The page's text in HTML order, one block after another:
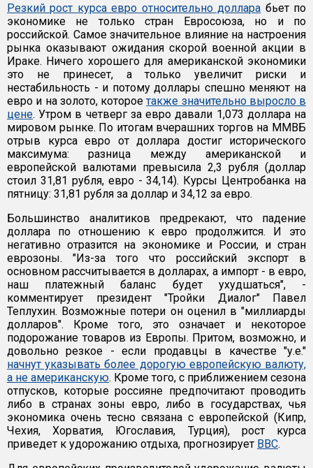
Резкий рост курса евро относительно доллара бьет по
экономике не только стран Евросоюза, но и по
российской. Самое значительное влияние на настроения
рынка оказывают ожидания скорой военной акции в
Ираке. Ничего хорошего для американской экономики
это не принесет, а только увеличит риски и
нестабильность - и потому доллары спешно меняют на
евро и на золото, котороетакже значительно выросло в
цене. Утром в четверг за евро давали 1,073 доллара на
мировом рынке. По итогам вчерашних торгов на ММВБ
отрыв курса евро от доллара достиг исторического
максимума: разница между американской и
европейской валютами превысила 2,3 рубля (доллар
стоил 31,81 рубля, евро - 34,14). Курсы Центробанка на
пятницу: 31,81 рубля за доллар и 34,12 за евро.
Большинство аналитиков предрекают, что падение
доллара по отношению к евро продолжится. И это
негативно отразится на экономике и России, и стран
еврозоны. "Из-за того что российский экспорт в
основном рассчитывается в долларах, а импорт - в евро,
наш платежный баланс будет ухудшаться", -
комментирует президент "Тройки Диалог" Павел
Теплухин. Возможные потери он оценил в "миллиарды
долларов". Кроме того, это означает и некоторое
подорожание товаров из Европы. Притом, возможно, и
довольно резкое - если продавцы в качестве "у.е."
начнут указывать более дорогую европейскую валюту,
а не американскую. Кроме того, с приближением сезона
отпусков, которые россияне предпочитают проводить
либо в странах зоны евро, либо в государствах, чья
экономика очень тесно связана с европейской (Кипр,
Чехия, Хорватия, Югославия, Турция), рост курса
приведет к удорожанию отдыха, прогнозирует ВВС.